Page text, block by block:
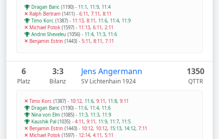
Dragan Baric (1190) - 11:1, 11:9, 11:4
Ralph Bertram (1411) - 6:11, 7:11, 8:11
Timo Korc (1387) - 11:13, 8:11, 11:6, 11:4, 11:9
Michael Potok (1597) - 11:13, 6:11, 2:11
Andrei Sheveleu (1056) - 11:4, 11:3, 11:6
Benjamin Estrin (1443) - 5:11, 8:11, 7:11
6
Platz
3:3
Bilanz
Jens Angermann
SV Lichtenhain 1924
1350
QTTR
Timo Korc (1387) - 10:12, 11:6, 9:11, 11:8, 9:11
Dragan Baric (1190) - 11:6, 11:4, 11:6
Nina von Elm (1085) - 11:3, 11:3, 11:9
Kaushik Pal (1035) - 4:11, 9:11, 11:9, 11:7, 11:5
Benjamin Estrin (1443) - 10:12, 10:12, 15:13, 14:12, 7:11
Michael Potok (1597) - 12:14, 4:11, 5:11